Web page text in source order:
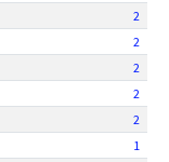
2
2
2
2
2
1